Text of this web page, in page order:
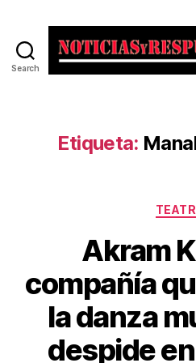
Search
Etiqueta:
Akram
compañía
la danza
despide